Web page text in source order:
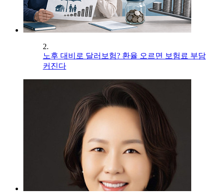
2.
노후 대비로 달러보험? 환율 오르면 보험료 부담
커진다